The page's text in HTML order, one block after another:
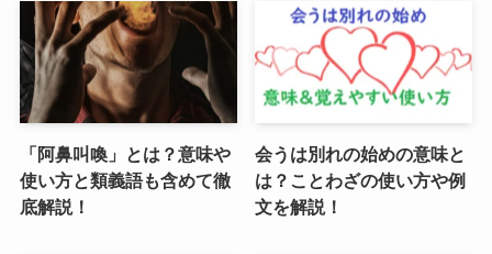
「阿鼻叫喚」とは？意味や
使い方と類義語も含めて徹
底解説！
会うは別れの始めの意味と
は？ことわざの使い方や例
文を解説！